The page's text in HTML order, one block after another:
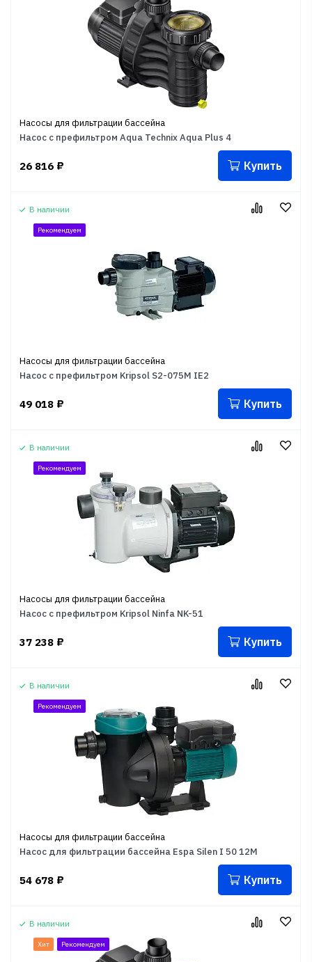
Насосы для фильтрации бассейна
Насос с префильтром Aqua Technix Aqua Plus 4
26 816 ₽ Купить
В наличии
Рекомендуем
Насосы для фильтрации бассейна
Насос с префильтром Kripsol S2-075M IE2
49 018 ₽ Купить
В наличии
Рекомендуем
Насосы для фильтрации бассейна
Насос с префильтром Kripsol Ninfa NK-51
37 238 ₽ Купить
В наличии
Рекомендуем
Насосы для фильтрации бассейна
Насос для фильтрации бассейна Espa Silen I 50 12M
54 678 ₽ Купить
В наличии
Хит Рекомендуем